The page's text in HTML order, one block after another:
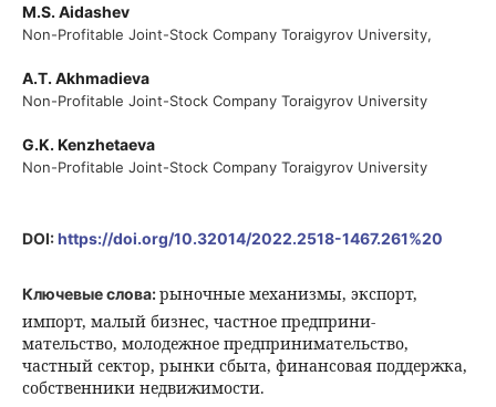
M.S. Aidashev
Non-Profitable Joint-Stock Company Toraigyrov University,
A.T. Akhmadieva
Non-Profitable Joint-Stock Company Toraigyrov University
G.K. Kenzhetaeva
Non-Profitable Joint-Stock Company Toraigyrov University
DOI:https://doi.org/10.32014/2022.2518-1467.261%20
Ключевые слова:рыночные механизмы, экспорт,
импорт, малый бизнес, частное предприни-
мательство, молодежное предпринимательство,
частный сектор, рынки сбыта, финансовая поддержка,
собственники недвижимости.